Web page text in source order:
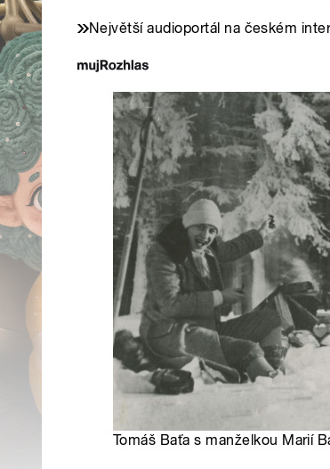
Největší audioportál na českém
Tomáš Baťa s manželkou Marií